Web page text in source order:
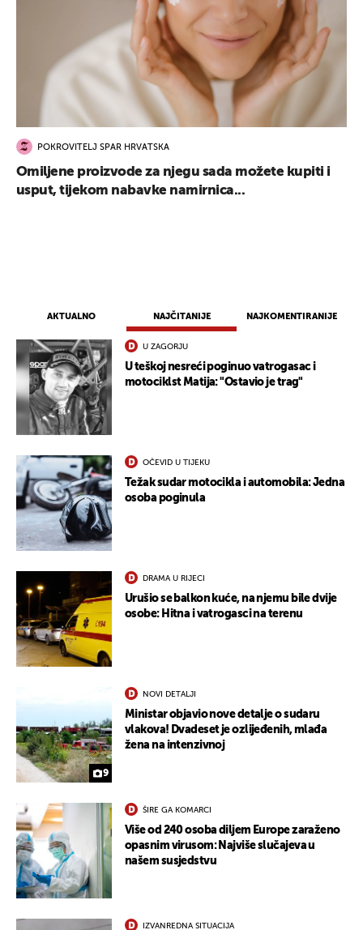
AKTUALNO NAJČITANIJE NAJKOMENTIRANIJE
U ZAGORJU
U teškoj nesreći poginuo vatrogasac i
motociklst Matija: "Ostavio je trag"
OČEVID U TIJEKU
Težak sudar motocikla i automobila: Jedna
osoba poginula
DRAMA U RIJECI
Urušio se balkon kuće, na njemu bile dvije
osobe: Hitna i vatrogasci na terenu
9
NOVI DETALJI
Ministar objavio nove detalje o sudaru
vlakova! Dvadeset je ozlijeđenih, mlađa
žena na intenzivnoj
ŠIRE GA KOMARCI
Više od 240 osoba diljem Europe zaraženo
opasnim virusom: Najviše slučajeva u
našem susjedstvu
IZVANREDNA SITUACIJA
POKROVITELJ SPAR HRVATSKA
Omiljene proizvode za njegu sada možete kupiti i
usput, tijekom nabavke namirnica...